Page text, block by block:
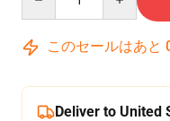
このセールはあと
Deliver to United